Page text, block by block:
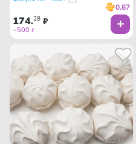
0.87
174.28 ₽
~500 г